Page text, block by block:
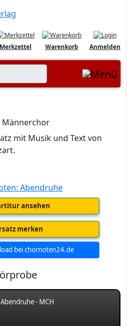
Anmelden
Warenkorb
Merkzettel
Männerchor
mit Musik und Text von
ansehen
merken
bei chornoten24.de
Abendruhe - MCH